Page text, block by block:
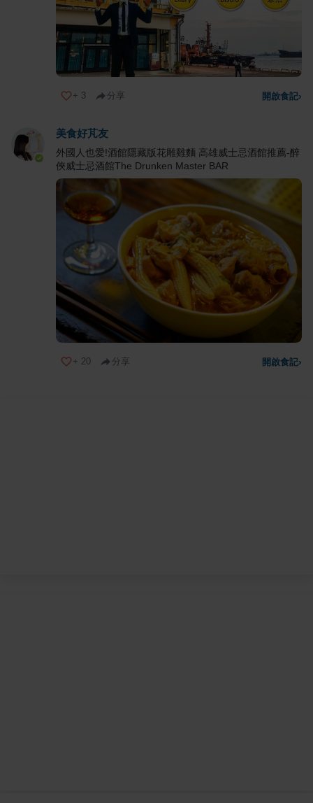
+ 3 分享 開啟食記›
美食好芃友
外國人也愛!酒館隱藏版花雕雞麵 高雄威士忌酒館推薦-醉
俠威士忌酒館The Drunken Master BAR
+ 20 分享 開啟食記›